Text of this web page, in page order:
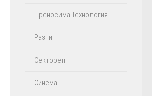
Преносима Технология
Разни
Секторен
Синема